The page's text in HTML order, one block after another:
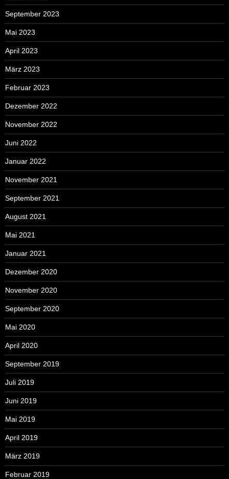
September 2023
Mai 2023
April 2023
März 2023
Februar 2023
Dezember 2022
November 2022
Juni 2022
Januar 2022
November 2021
September 2021
August 2021
Mai 2021
Januar 2021
Dezember 2020
November 2020
September 2020
Mai 2020
April 2020
September 2019
Juli 2019
Juni 2019
Mai 2019
April 2019
März 2019
Februar 2019